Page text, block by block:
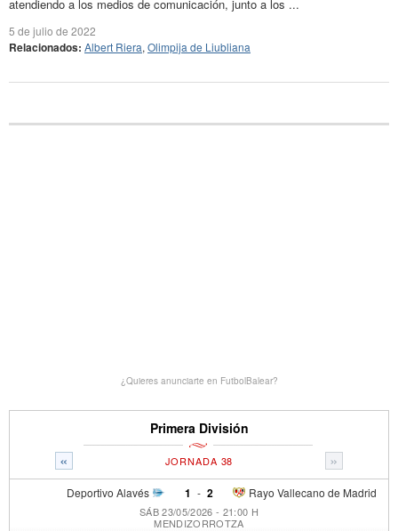
atendiendo a los medios de comunicación, junto a los ...
5 de julio de 2022
Relacionados: Albert Riera, Olimpija de Liubliana
¿Quieres anunciarte en FutbolBalear?
Primera División
« »
JORNADA 38
Deportivo Alavés 1 - Rayo Vallecano de Madrid
2
SÁB 23/05/2026 - 21:00 H
MENDIZORROTZA